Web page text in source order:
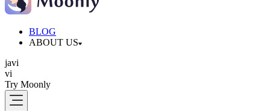
BLOG
ABOUT US
javi
vi
Try Moonly